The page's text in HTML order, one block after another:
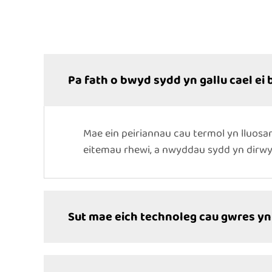
Pa fath o bwyd sydd yn gallu cael
Mae ein peiriannau cau termol yn
eitemau rhewi, a nwyddau sydd yn
Sut mae eich technoleg cau gwres